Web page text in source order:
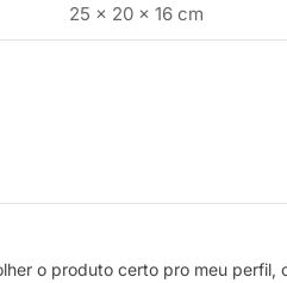
25 × 20 × 16 cm
o produto certo pro meu